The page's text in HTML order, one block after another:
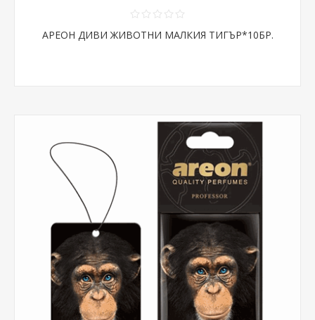
АРЕОН ДИВИ ЖИВОТНИ МАЛКИЯ ТИГЪР*10БР.